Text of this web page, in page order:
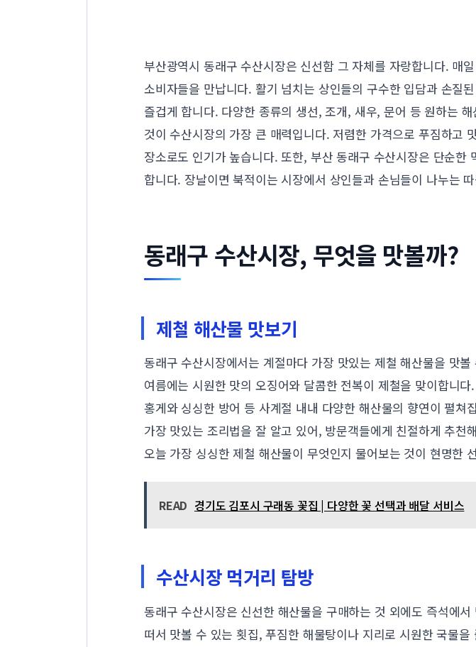
부산광역시 동래구 수산시장은 신선함 그 자체를 자랑합니다. 매
소비자들을 만납니다. 활기 넘치는 상인들의 구수한 입담과 손질
즐겁게 합니다. 다양한 종류의 생선, 조개, 새우, 문어 등 원하는
것이 수산시장의 가장 큰 매력입니다. 저렴한 가격으로 푸짐하고
장소로도 인기가 높습니다. 또한, 부산 동래구 수산시장은 단순
합니다. 장날이면 북적이는 시장에서 상인들과 손님들이 나누는
동래구 수산시장, 무엇을 맛볼까?
제철 해산물 맛보기
동래구 수산시장에서는 계절마다 가장 맛있는 제철 해산물을 맛
여름에는 시원한 맛의 오징어와 달콤한 전복이 제철을 맞이합니
홍게와 싱싱한 방어 등 사계절 내내 다양한 해산물의 향연이 펼
가장 맛있는 조리법을 잘 알고 있어, 방문객들에게 친절하게 추
오늘 가장 싱싱한 제철 해산물이 무엇인지 물어보는 것이 현명한
READ 경기도 김포시 구래동 꽃집 | 다양한 꽃 선택과 배달 서비스
수산시장 먹거리 탐방
동래구 수산시장은 신선한 해산물을 구매하는 것 외에도 즉석에
떠서 맛볼 수 있는 횟집, 푸짐한 해물탕이나 지리로 시원한 국물